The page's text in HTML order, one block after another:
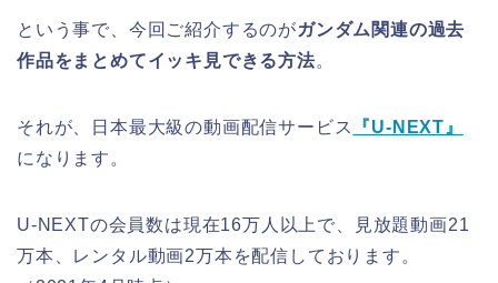
という事で、今回ご紹介するのがガンダム関連の過去
作品をまとめてイッキ見できる方法。
それが、日本最大級の動画配信サービス
『U-NEXT』
になります。
U-NEXTの会員数は現在16万人以上で、見放題動画21
万本、レンタル動画2万本を配信しております。